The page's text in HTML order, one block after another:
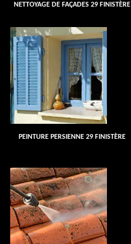
NETTOYAGE DE FAÇADES 29 FINISTÈRE
PEINTURE PERSIENNE 29 FINISTÈRE